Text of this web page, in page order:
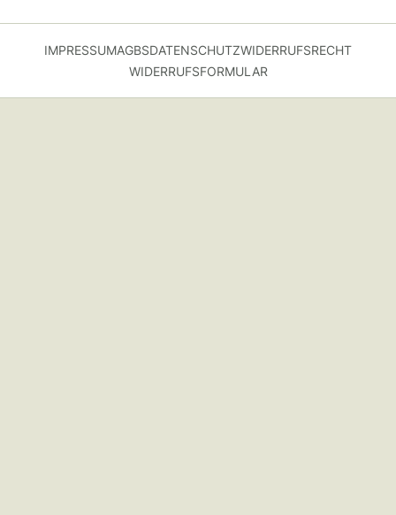
IMPRESSUMAGBSDATENSCHUTZWIDERRUFSRECHT
WIDERRUFSFORMULAR